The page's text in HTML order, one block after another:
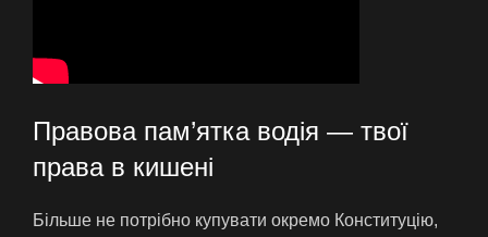
Правова пам’ятка водія — твої
права в кишені
Більше не потрібно купувати окремо Конституцію,